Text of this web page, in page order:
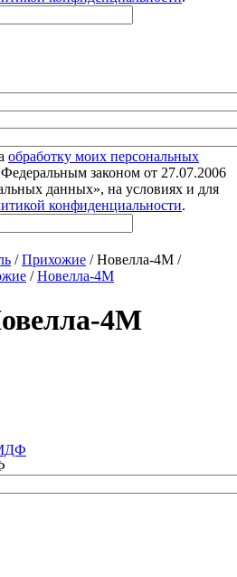
обработку моих персональных
Федеральным законом от 27.07.2006
данных», на условиях и для
конфиденциальности.
/Прихожие / Новелла-4М /
/Новелла-4М
4М